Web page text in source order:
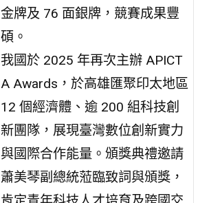
金牌及 76 面銀牌，競賽成果豐
碩。
我國於 2025 年再次主辦 APICT
A Awards，於高雄匯聚印太地區
12 個經濟體、逾 200 組科技創
新團隊，展現臺灣數位創新實力
與國際合作能量。頒獎典禮邀請
蕭美琴副總統蒞臨致詞與頒獎，